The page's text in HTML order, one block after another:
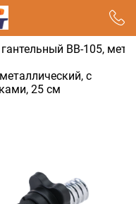
BB-105,
с
25 см